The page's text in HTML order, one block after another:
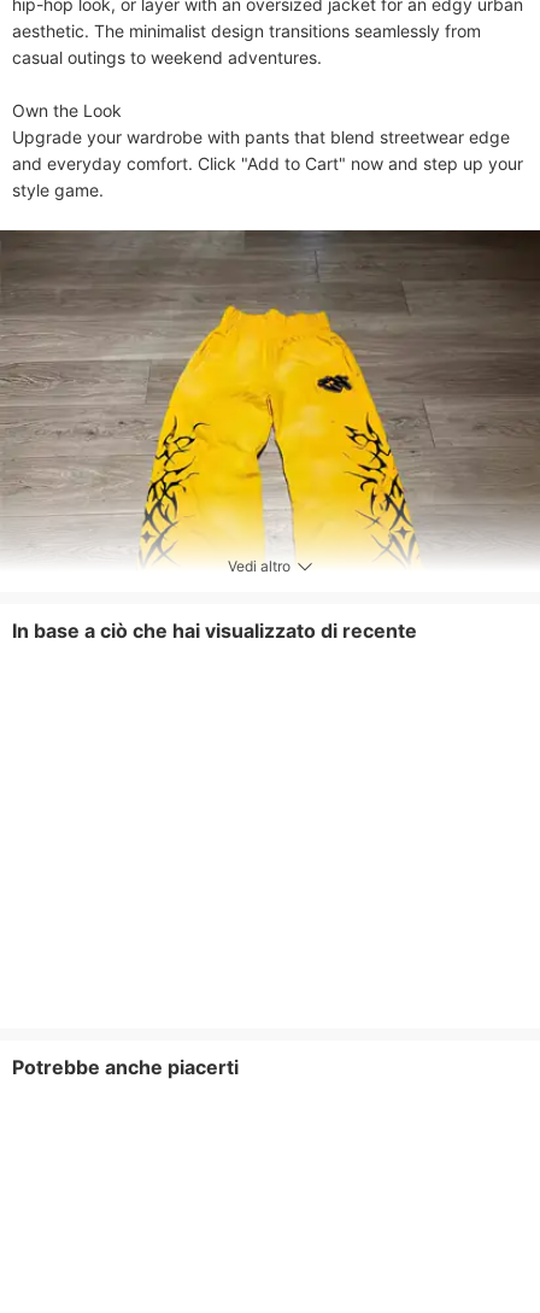
hip-hop look, or layer with an oversized jacket for an edgy urban
aesthetic. The minimalist design transitions seamlessly from
casual outings to weekend adventures.
​​Own the Look​​
Upgrade your wardrobe with pants that blend streetwear edge
and everyday comfort. Click "Add to Cart" now and step up your
style game.
Vedi altro
In base a ciò che hai visualizzato di recente
Potrebbe anche piacerti